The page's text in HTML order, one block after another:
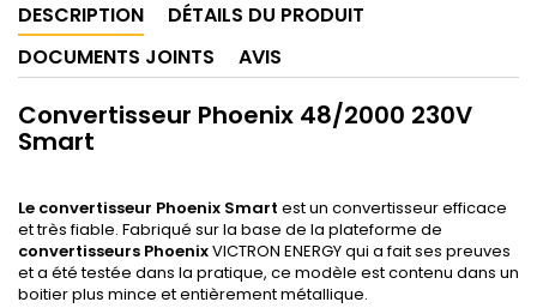
DESCRIPTION
DÉTAILS DU PRODUIT
DOCUMENTS JOINTS
AVIS
Convertisseur Phoenix 48/2000 230V
Smart
Le convertisseur Phoenix Smart est un convertisseur efficace
et très fiable. Fabriqué sur la base de la plateforme de
convertisseurs PhoenixVICTRON ENERGY qui a fait ses preuves
et a été testée dans la pratique, ce modèle est contenu dans un
boitier plus mince et entièrement métallique.